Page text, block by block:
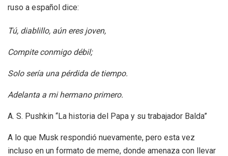
ruso a español dice:
Tú, diablillo, aún eres joven,
Compite conmigo débil;
Solo sería una pérdida de tiempo.
Adelanta a mi hermano primero.
A. S. Pushkin “La historia del Papa y su trabajador Balda”
A lo que Musk respondió nuevamente, pero esta vez
incluso en un formato de meme, donde amenaza con llevar